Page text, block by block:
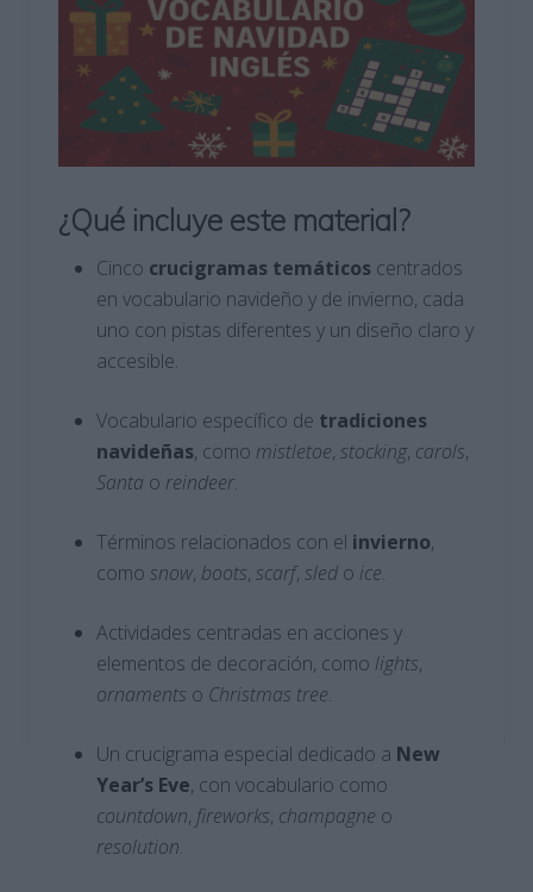
¿Qué incluye este material?
Cinco crucigramas temáticos centrados
en vocabulario navideño y de invierno, cada
uno con pistas diferentes y un diseño claro y
accesible.
Vocabulario específico de tradiciones
navideñas, como mistletoe, stocking, carols,
Santa o reindeer.
Términos relacionados con el invierno,
como snow, boots, scarf, sled o ice.
Actividades centradas en acciones y
elementos de decoración, como lights,
ornaments o Christmas tree.
Un crucigrama especial dedicado a New
Year’s Eve, con vocabulario como
countdown, fireworks, champagne o
resolution.